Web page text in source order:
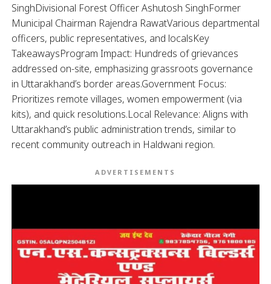
SinghDivisional Forest Officer Ashutosh SinghFormer
Municipal Chairman Rajendra RawatVarious departmental
officers, public representatives, and localsKey
TakeawaysProgram Impact: Hundreds of grievances
addressed on-site, emphasizing grassroots governance
in Uttarakhand’s border areas.Government Focus:
Prioritizes remote villages, women empowerment (via
kits), and quick resolutions.Local Relevance: Aligns with
Uttarakhand’s public administration trends, similar to
recent community outreach in Haldwani region.
ADVERTISEMENTS